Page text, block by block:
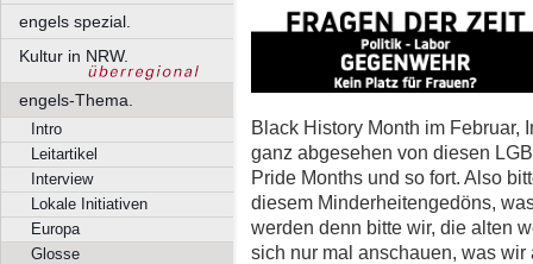
engels spezial.
Kultur in NRW.
engels-Thema.
Intro
Leitartikel
Interview
Lokale Initiativen
Europa
Glosse
Black History Month im Februar,
ganz abgesehen von diesen
Pride Months und so fort. Also
diesem Minderheitengedöns,
werden denn bitte wir, die alten
sich nur mal anschauen, was